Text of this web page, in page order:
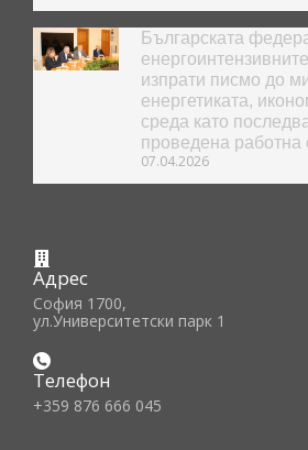
Българската
изпрати писмо до
енергетиката,
среда като
проведена работна
07.04.2026
Адрес
София 1700,
ул.Университетски парк 1
Телефон
+359 876 666 045